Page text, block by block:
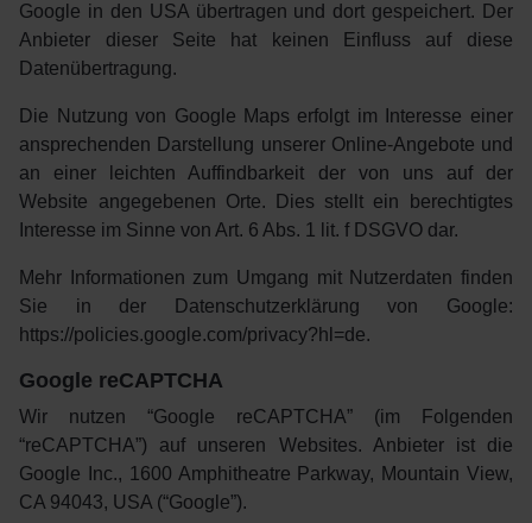
Google in den USA übertragen und dort gespeichert. Der
Anbieter dieser Seite hat keinen Einfluss auf diese
Datenübertragung.
Die Nutzung von Google Maps erfolgt im Interesse einer
ansprechenden Darstellung unserer Online-Angebote und
an einer leichten Auffindbarkeit der von uns auf der
Website angegebenen Orte. Dies stellt ein berechtigtes
Interesse im Sinne von Art. 6 Abs. 1 lit. f DSGVO dar.
Mehr Informationen zum Umgang mit Nutzerdaten finden
Sie in der Datenschutzerklärung von Google:
https://policies.google.com/privacy?hl=de.
Google reCAPTCHA
Wir nutzen “Google reCAPTCHA” (im Folgenden
“reCAPTCHA”) auf unseren Websites. Anbieter ist die
Google Inc., 1600 Amphitheatre Parkway, Mountain View,
CA 94043, USA (“Google”).